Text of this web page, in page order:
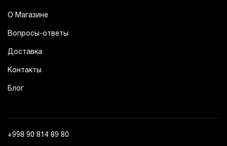
О Магазине
Вопросы-ответы
Доставка
Контакты
Блог
+998 90 814 89 80